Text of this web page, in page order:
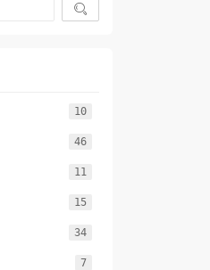

10
46
11
15
34
7